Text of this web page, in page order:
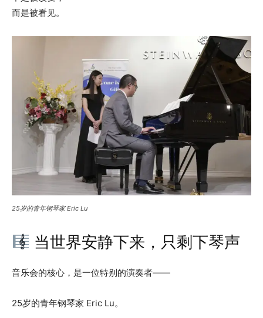
而是被看见。
25岁的青年钢琴家 Eric Lu
当世界安静下来，只剩下琴声
音乐会的核心，是一位特别的演奏者——
25岁的青年钢琴家 Eric Lu。